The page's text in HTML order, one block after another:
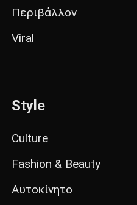
Περιβάλλον
Viral
Style
Culture
Fashion & Beauty
Αυτοκίνητο